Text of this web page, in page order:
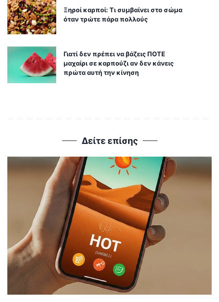
Ξηροί καρποί: Τι συμβαίνει στο σώμα
όταν τρώτε πάρα πολλούς
Γιατί δεν πρέπει να βάζεις ΠΟΤΕ
μαχαίρι σε καρπούζι αν δεν κάνεις
πρώτα αυτή την κίνηση
Δείτε επίσης